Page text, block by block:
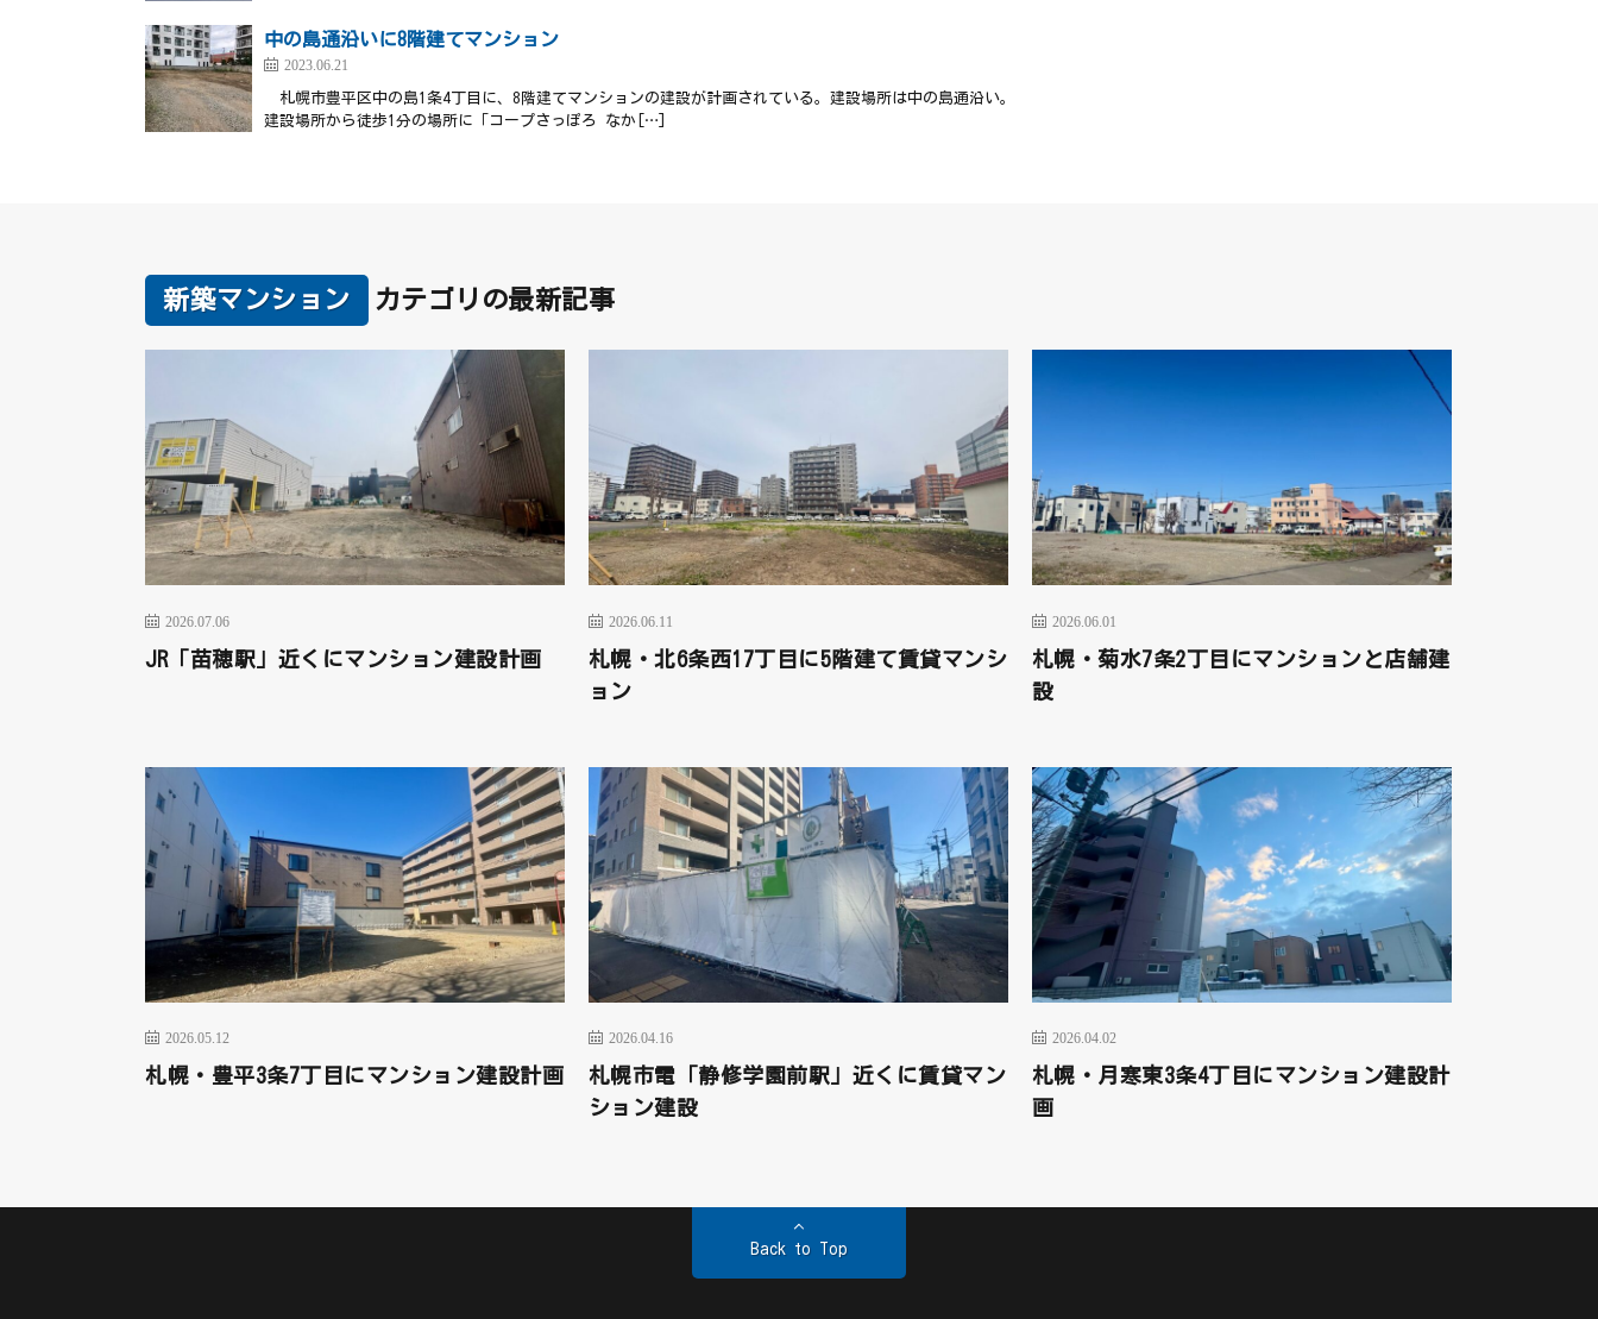
中の島通沿いに8階建てマンション
2023.06.21
札幌市豊平区中の島1条4丁目に、8階建てマンションの建設が計画されている。建設場所は中の島通沿い。
建設場所から徒歩1分の場所に「コープさっぽろ なか[…]
新築マンション カテゴリの最新記事
2026.07.06
JR「苗穂駅」近くにマンション建設計画
2026.06.11
札幌・北6条西17丁目に5階建て賃貸マンシ
ョン
2026.06.01
札幌・菊水7条2丁目にマンションと店舗建
設
2026.05.12
札幌・豊平3条7丁目にマンション建設計画
2026.04.16
札幌市電「静修学園前駅」近くに賃貸マン
ション建設
2026.04.02
札幌・月寒東3条4丁目にマンション建設計
画
Back to Top